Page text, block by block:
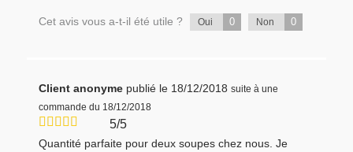
Cet avis vous a-t-il été utile ? Oui 0 Non 0
Client anonyme publié le 18/12/2018 suite à une
commande du 18/12/2018
5/5
Quantité parfaite pour deux soupes chez nous. Je